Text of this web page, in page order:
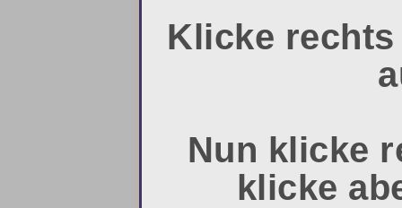
Klicke rechts
Nun klicke
klicke